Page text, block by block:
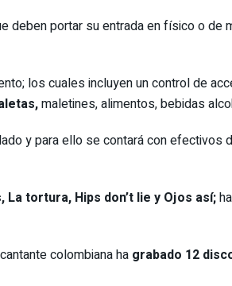
deben portar su entrada en físico o de
los cuales incluyen un control de
maletines, alimentos, bebidas
y para ello se contará con efectivos
La tortura, Hips don’t lie y Ojos así;
colombiana ha grabado 12